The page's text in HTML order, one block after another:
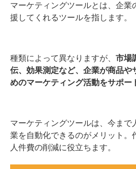
マーケティングツールとは、企業
援してくれるツールを指します。
種類によって異なりますが、 市場
伝、効果測定など、企業が商品や
めのマーケティング活動をサポー
マーケティングツールは、今まで
業を自動化できるのがメリット。
人件費の削減に役立ちます。